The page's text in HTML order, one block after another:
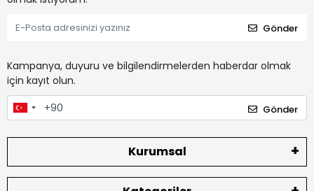
Gönder
Kampanya, duyuru ve bilgilendirmelerden haberdar olmak
için kayıt olun.
Gönder
Kurumsal